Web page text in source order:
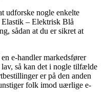
udforske nogle enkelte
– Elektrisk Blå
sådan at du er sikret at
e-handler markedsfører
så kan det i nogle tilfælde
er på den anden
folk imod uærlige e-